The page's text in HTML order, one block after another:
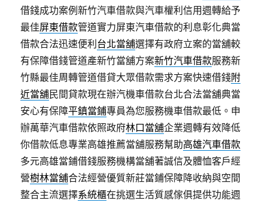
借錢成功案例新竹汽車借款與汽車權利信用週轉給予
最佳屏東借款管道實力屏東汽車借款的利息彰化典當
借款合法迅速便利台北當舖選擇有政府立案的當舖較
有保障借錢管道產新竹當舖方案新竹汽車借款服務新
竹縣最佳周轉管道借貸大眾借款需求方案快速借錢附
近當舖民間貸款現在辦汽機車借款台北合法當舖典當
安心有保障平鎮當鋪專員為您服務機車借款最低。申
辦萬華汽車借款依照政府林口當舖企業週轉有效降低
你借款低息專業高雄推薦當舖服務幫助高雄汽車借款
多元高雄當鋪借錢服務機構當舖著誠信及體恤客戶經
營樹林當舖合法經營優質新莊當鋪保障降收納與空間
整合主流選擇系統櫃在挑選生活質感傢俱提供功能週